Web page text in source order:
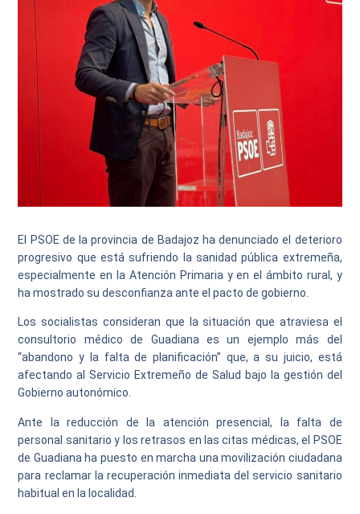
El PSOE de la provincia de Badajoz ha denunciado el deterioro
progresivo que está sufriendo la sanidad pública extremeña,
especialmente en la Atención Primaria y en el ámbito rural, y
ha mostrado su desconfianza ante el pacto de gobierno.
Los socialistas consideran que la situación que atraviesa el
consultorio médico de Guadiana es un ejemplo más del
“abandono y la falta de planificación” que, a su juicio, está
afectando al Servicio Extremeño de Salud bajo la gestión del
Gobierno autonómico.
Ante la reducción de la atención presencial, la falta de
personal sanitario y los retrasos en las citas médicas, el PSOE
de Guadiana ha puesto en marcha una movilización ciudadana
para reclamar la recuperación inmediata del servicio sanitario
habitual en la localidad.